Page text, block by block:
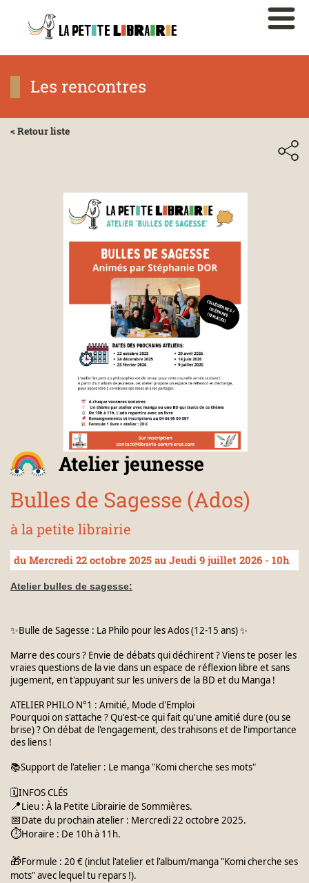
Les rencontres
< Retour liste
Atelier jeunesse
Bulles de Sagesse (Ados)
à la petite librairie
du Mercredi 22 octobre 2025 au Jeudi 9 juillet 2026 - 10h
Atelier bulles de sagesse:
✨Bulle de Sagesse : La Philo pour les Ados (12-15 ans) ✨
Marre des cours ? Envie de débats qui déchirent ? Viens te poser les
vraies questions de la vie dans un espace de réflexion libre et sans
jugement, en t'appuyant sur les univers de la BD et du Manga !
ATELIER PHILO N°1 : Amitié, Mode d'Emploi
Pourquoi on s'attache ? Qu'est-ce qui fait qu'une amitié dure (ou se
brise) ? On débat de l'engagement, des trahisons et de l'importance
des liens !
📚Support de l'atelier : Le manga "Komi cherche ses mots"
🗓️INFOS CLÉS
📍Lieu : À la Petite Librairie de Sommières.
📅Date du prochain atelier : Mercredi 22 octobre 2025.
⏱️Horaire : De 10h à 11h.
🎁Formule : 20 € (inclut l'atelier et l'album/manga "Komi cherche ses
mots" avec lequel tu repars !).